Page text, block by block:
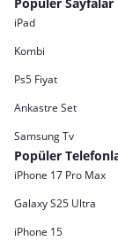
iPad
Kombi
Ps5 Fiyat
Ankastre Set
Samsung Tv
Popüler
iPhone 17 Pro Max
Galaxy S25 Ultra
iPhone 15